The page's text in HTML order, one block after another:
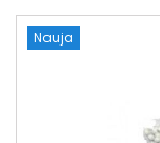
Nauja